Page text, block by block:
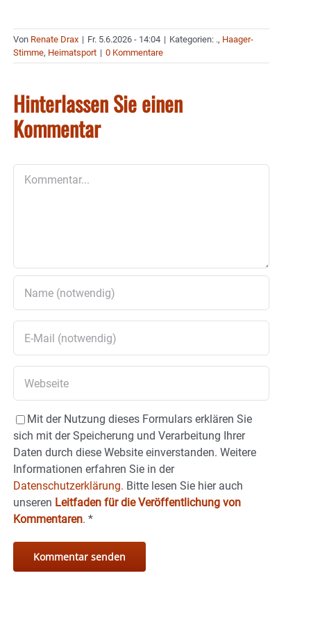
Von Renate Drax | Fr. 5.6.2026 - 14:04 | Kategorien: ., Haager-
Stimme, Heimatsport | 0 Kommentare
Hinterlassen Sie einen
Kommentar
Mit der Nutzung dieses Formulars erklären Sie
sich mit der Speicherung und Verarbeitung Ihrer
Daten durch diese Website einverstanden. Weitere
Informationen erfahren Sie in der
Datenschutzerklärung. Bitte lesen Sie hier auch
unseren Leitfaden für die Veröffentlichung von
Kommentaren. *